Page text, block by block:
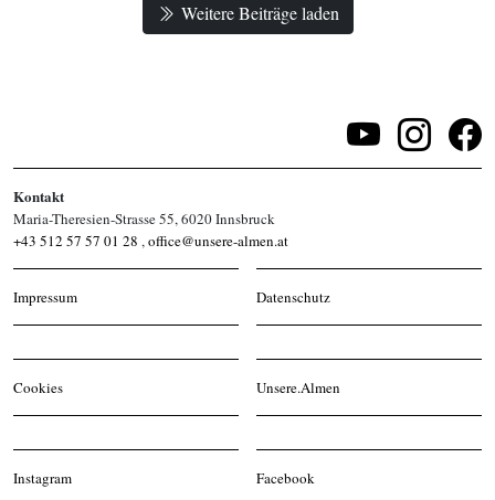
Weitere Beiträge laden
Kontakt
Maria-Theresien-Strasse 55, 6020 Innsbruck
+43 512 57 57 01 28 ,office@unsere-almen.at
Impressum Datenschutz
Cookies Unsere.Almen
Instagram Facebook